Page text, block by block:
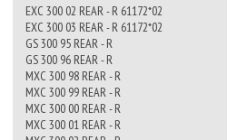
EXC 300 02 REAR - R 61172*02
EXC 300 03 REAR - R 61172*02
GS 300 95 REAR - R
GS 300 96 REAR - R
MXC 300 98 REAR - R
MXC 300 99 REAR - R
MXC 300 00 REAR - R
MXC 300 01 REAR - R